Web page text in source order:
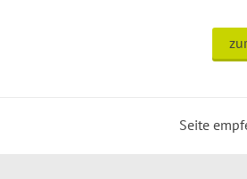
Seite